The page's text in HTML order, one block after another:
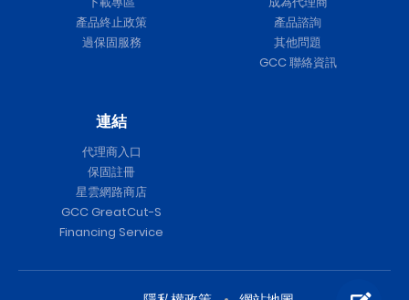
產品終止政策
過保固服務
產品諮詢
其他問題
GCC 聯絡資訊
連結
代理商入口
保固註冊
星雲網路商店
GCC GreatCut-S
Financing Service